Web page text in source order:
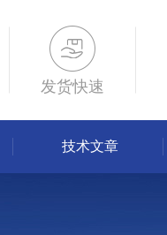
发货快速
技术文章